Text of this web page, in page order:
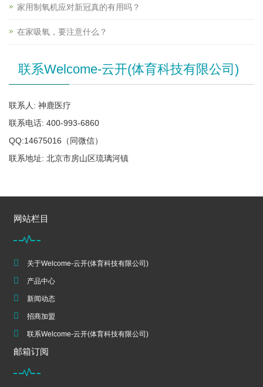
家用制氧机应对新冠真的有用吗？
在家吸氧，要注意什么？
联系Welcome-云开(体育科技有限公司)
联系人: 神鹿医疗
联系电话: 400-993-6860
QQ:14675016（同微信）
联系地址: 北京市房山区琉璃河镇
网站栏目
关于Welcome-云开(体育科技有限公司)
产品中心
新闻动态
招商加盟
联系Welcome-云开(体育科技有限公司)
邮箱订阅